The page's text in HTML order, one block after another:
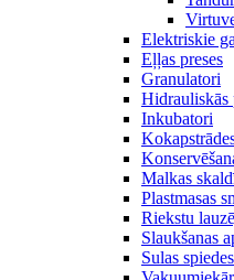
Elektriskie
Eļļas preses
Granulatori
Hidrauliskās
Inkubatori
Malkas
Plastmasas
Riekstu
Slaukšanas
Sulas spiedes